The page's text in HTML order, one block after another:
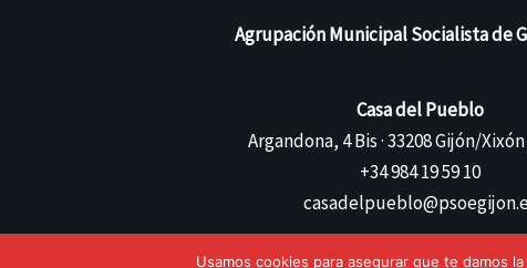
Agrupación Municipal Socialista de
Casa del Pueblo
Argandona, 4 Bis · 33208 Gijón/
+34 984 19 59 10
Usamos cookies para asegurar que te damos